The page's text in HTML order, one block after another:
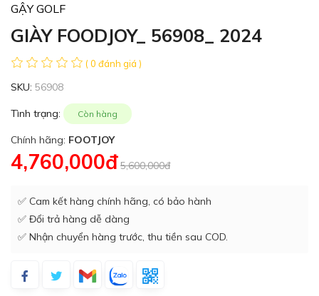
GẬY GOLF
GIÀY FOODJOY_ 56908_ 2024
( 0 đánh giá )
SKU: 56908
Tình trạng: Còn hàng
Chính hãng: FOOTJOY
4,760,000đ 5,600,000đ
✅ Cam kết hàng chính hãng, có bảo hành
✅ Đổi trả hàng dễ dàng
✅ Nhận chuyển hàng trước, thu tiền sau COD.